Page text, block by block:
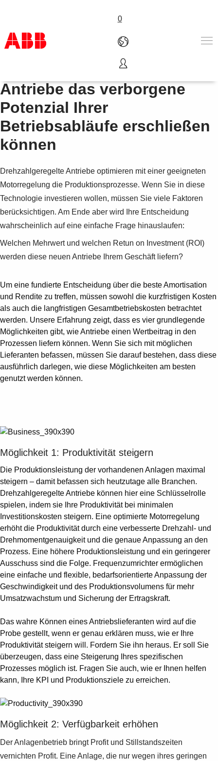
0
Produkte und Leistungen
Branchenlösungen
Service
Vertriebspartner finden
Kontakt
Karriere
Products
Shopping list preview
0
Wie drehzahlgeregelte
Antriebe das verborgene
Potenzial Ihrer
Betriebsabläufe erschließen
können
Drehzahlgeregelte Antriebe optimieren mit einer geeigneten
Motorregelung die Produktionsprozesse. Wenn Sie in diese
Technologie investieren wollen, müssen Sie viele Faktoren
berücksichtigen. Am Ende aber wird Ihre Entscheidung
wahrscheinlich auf eine einfache Frage hinauslaufen:
Welchen Mehrwert und welchen Retun on Investment (ROI)
werden diese neuen Antriebe Ihrem Geschäft liefern?
Um eine fundierte Entscheidung über die beste Amortisation
und Rendite zu treffen, müssen sowohl die kurzfristigen Kosten
als auch die langfristigen Gesamtbetriebskosten betrachtet
werden. Unsere Erfahrung zeigt, dass es vier grundlegende
Möglichkeiten gibt, wie Antriebe einen Wertbeitrag in den
Prozessen liefern können. Wenn Sie sich mit möglichen
Lieferanten befassen, müssen Sie darauf bestehen, dass diese
ausführlich darlegen, wie diese Möglichkeiten am besten
genutzt werden können.
Möglichkeit 1: Produktivität steigern
Die Produktionsleistung der vorhandenen Anlagen maximal
steigern – damit befassen sich heutzutage alle Branchen.
Drehzahlgeregelte Antriebe können hier eine Schlüsselrolle
spielen, indem sie Ihre Produktivität bei minimalen
Investitionskosten steigern. Eine optimierte Motorregelung
erhöht die Produktivität durch eine verbesserte Drehzahl- und
Drehmomentgenauigkeit und die genaue Anpassung an den
Prozess. Eine höhere Produktionsleistung und ein geringerer
Ausschuss sind die Folge. Frequenzumrichter ermöglichen
eine einfache und flexible, bedarfsorientierte Anpassung der
Geschwindigkeit und des Produktionsvolumens für mehr
Umsatzwachstum und Sicherung der Ertragskraft.
Das wahre Können eines Antriebslieferanten wird auf die
Probe gestellt, wenn er genau erklären muss, wie er Ihre
Produktivität steigern will. Fordern Sie ihn heraus. Er soll Sie
überzeugen, dass eine Steigerung Ihres spezifischen
Prozesses möglich ist. Fragen Sie auch, wie er Ihnen helfen
kann, Ihre KPI und Produktionsziele zu erreichen.
Möglichkeit 2: Verfügbarkeit erhöhen
Der Anlagenbetrieb bringt Profit und Stillstandszeiten
vernichten Profit. Eine Anlage, die nur wegen ihres geringen